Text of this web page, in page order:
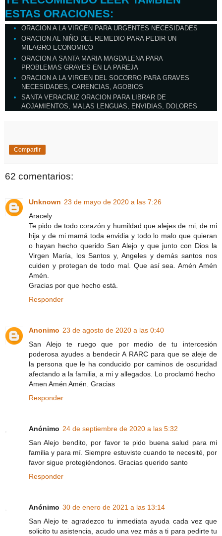
ESTAS ORACIONES:
ORACION A LA VIRGEN PARA URGENTES NECESIDADES
ORACION AL NIÑO DEL REMEDIO PARA PEDIR UN
MILAGRO ECONOMICO
ORACION A SANTA MARIA MAGDALENA PARA
PROBLEMAS GRAVES EN LA PAREJA
ORACION A LA VIRGEN DEL SOCORRO PARA GRAVES
NECESIDADES, CARENCIAS, AGOBIOS
SANTA VERACRUZ ORACION PARA LIBRAR DE
AOJAMIENTOS, MALAS LENGUAS, ENVIDIAS, DOLORES
Compartir
62 comentarios:
Unknown 23 de mayo de 2020 a las 7:26
Aracely
Te pido de todo corazón y humildad que alejes de mi, de mi
hija y de mi mamá toda envidia y todo lo malo que quieran
o hayan hecho querido San Alejo y que junto con Dios la
Virgen María, los Santos y, Angeles y demás santos nos
cuiden y protegan de todo mal. Que así sea. Amén Amén
Amén.
Gracias por que hecho está.
Responder
Anonimo 23 de agosto de 2020 a las 0:40
San Alejo te ruego que por medio de tu intercesión
poderosa ayudes a bendecir A RARC para que se aleje de
la persona que le ha conducido por caminos de oscuridad
afectando a la familia, a mi y allegados. Lo proclamó hecho
Amen Amén Amén. Gracias
Responder
Anónimo 24 de septiembre de 2020 a las 5:32
San Alejo bendito, por favor te pido buena salud para mi
familia y para mí. Siempre estuviste cuando te necesité, por
favor sigue protegiéndonos. Gracias querido santo
Responder
Anónimo 30 de enero de 2021 a las 13:14
San Alejo te agradezco tu inmediata ayuda cada vez que
solicito tu asistencia, acudo una vez más a ti para pedirte tu